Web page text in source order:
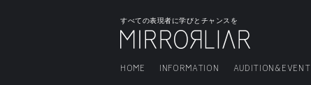
すべての表現者に学びとチャンスを
HOME INFORMATION AUDITION&EVENT